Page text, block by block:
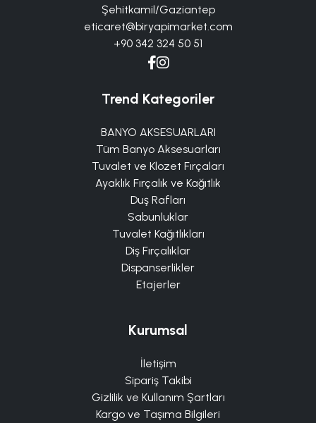
Şehitkamil/Gaziantep
eticaret@biryapimarket.com
+90 342 324 50 51
Trend Kategoriler
BANYO AKSESUARLARI
Tüm Banyo Aksesuarları
Tuvalet ve Klozet Fırçaları
Ayaklık Fırçalık ve Kağıtlık
Duş Rafları
Sabunluklar
Tuvalet Kağıtlıkları
Diş Fırçalıklar
Dispanserlikler
Etajerler
Kurumsal
İletişim
Sipariş Takibi
Gizlilik ve Kullanım Şartları
Kargo ve Taşıma Bilgileri